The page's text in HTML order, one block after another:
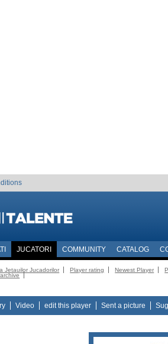
JUCATORI COMMUNITY CATALOG
Jetauilor Jucadorilor Player rating Newest Player
Video edit this player Sent a picture